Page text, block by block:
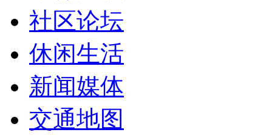
社区论坛
休闲生活
新闻媒体
交通地图